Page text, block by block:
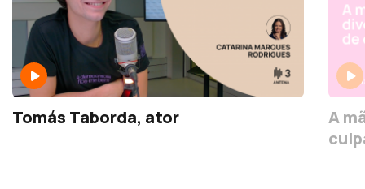
Tomás Taborda, ator
A